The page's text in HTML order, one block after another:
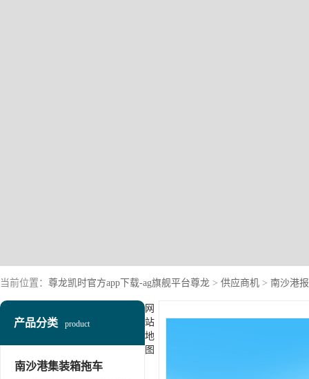
当前位置： 尊龙凯时官方app下载-ag旗舰平台尊龙 > 供应商机 > 南沙港
产品分类 product
南沙港集装箱拖车
网
站
地
图